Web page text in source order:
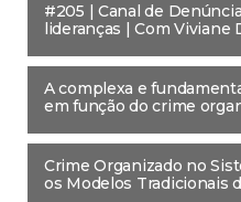
#205 | Canal de
lideranças | Com Viviane
A complexa e
em função do crime
Crime Organizado no
os Modelos Tradicionais